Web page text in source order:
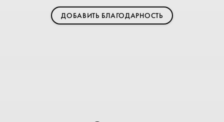
ДОБАВИТЬ БЛАГОДАРНОСТЬ